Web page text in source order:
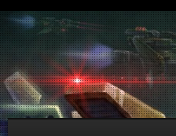
Sketchbook5,